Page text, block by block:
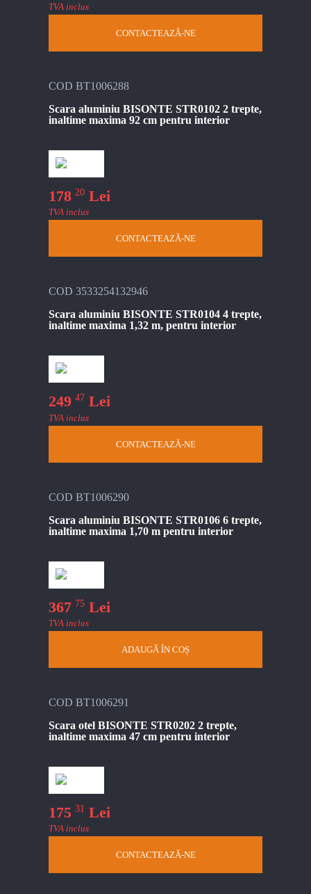
TVA inclus
CONTACTEAZĂ-NE
COD BT1006288
Scara aluminiu BISONTE STR0102 2 trepte,
inaltime maxima 92 cm pentru interior
178 20 Lei
TVA inclus
CONTACTEAZĂ-NE
COD 3533254132946
Scara aluminiu BISONTE STR0104 4 trepte,
inaltime maxima 1,32 m, pentru interior
249 47 Lei
TVA inclus
CONTACTEAZĂ-NE
COD BT1006290
Scara aluminiu BISONTE STR0106 6 trepte,
inaltime maxima 1,70 m pentru interior
367 75 Lei
TVA inclus
ADAUGĂ ÎN COȘ
COD BT1006291
Scara otel BISONTE STR0202 2 trepte,
inaltime maxima 47 cm pentru interior
175 31 Lei
TVA inclus
CONTACTEAZĂ-NE